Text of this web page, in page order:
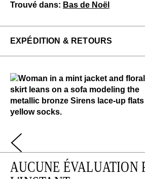
Trouvé dans: Bas de Noël
EXPÉDITION & RETOURS
commandes aux États-Unis.
Nous pouvons échanger ou
chaussures à plein prix qui n'ont
dans les 14 jours suivant leur achat.
EN SAVOIR PLUS
AUCUNE ÉVALUATION